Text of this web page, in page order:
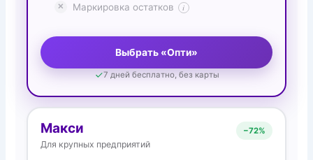
Маркировка остатков i
Выбрать «Опти»
7 дней бесплатно, без карты
Макси
Для крупных предприятий
−72%